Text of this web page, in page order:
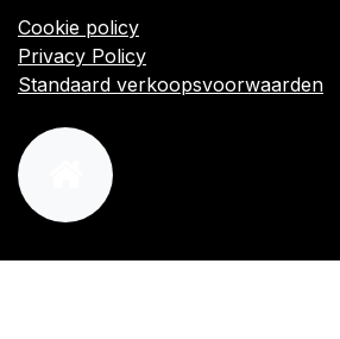
Cookie policy
Privacy Policy
Standaard verkoopsvoorwaarden